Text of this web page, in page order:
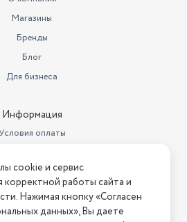
Магазины
Бренды
Блог
Для бизнеса
Информация
оплаты
возврата
на сайте? Напишите нам
"АстМаркет". У нас есть всё!
cookie и сервис
работы сайта и
Нажимая кнопку «Согласен
данных», Вы даете